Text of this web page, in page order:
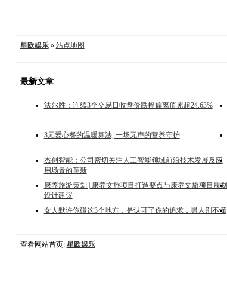
星欧娱乐» 站点地图
最新文章
法尔胜：连续3个交易日收盘价跌幅偏离值累超24.63%
3元爱心餐的温暖算法, 一场无声的营养守护
杰创智能：公司密切关注人工智能领域前沿技术发展及应
用场景的革新
康养旅游策划 | 康养文旅项目打造要点与康养文旅项目规划
设计建议
女人默许你碰这3个地方，是认可了你的追求，男人别不懂
查看网站首页: 星欧娱乐